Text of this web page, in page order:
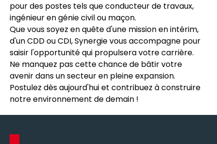
pour des postes tels que conducteur de travaux,
ingénieur en génie civil ou maçon.
Que vous soyez en quête d'une mission en intérim,
d'un CDD ou CDI, Synergie vous accompagne pour
saisir l'opportunité qui propulsera votre carrière.
Ne manquez pas cette chance de bâtir votre
avenir dans un secteur en pleine expansion.
Postulez dès aujourd'hui et contribuez à construire
notre environnement de demain !